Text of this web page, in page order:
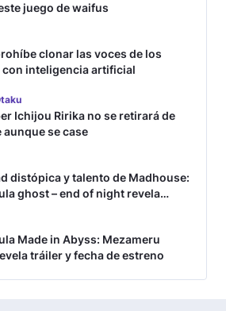
juego de waifus
clonar las voces de los
inteligencia artificial
Ichijou Ririka no se retirará de
aunque se case
distópica y talento de Madhouse:
ghost – end of night revela
Made in Abyss: Mezameru
tráiler y fecha de estreno